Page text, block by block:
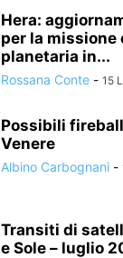
Hera:
per la missione
planetaria in...
Rossana Conte - 15
Possibili
Venere
Albino Carbognani -
Transiti di
e Sole – luglio